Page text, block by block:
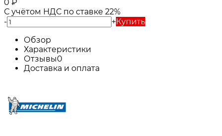
0 ₽
С учётом НДС по ставке 22%
-
+Купить
Обзор
Характеристики
Отзывы0
Доставка и оплата